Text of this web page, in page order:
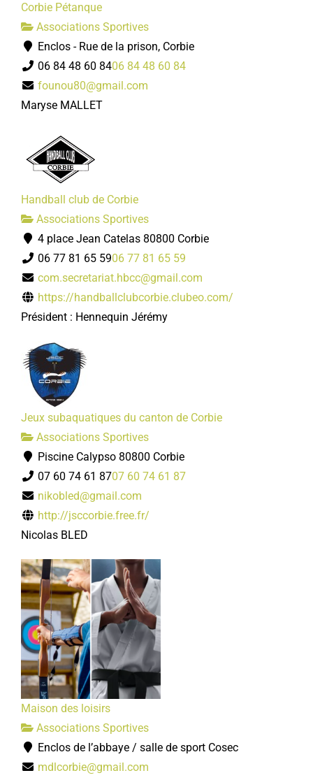
Corbie Pétanque
Associations Sportives
Enclos - Rue de la prison, Corbie
06 84 48 60 8406 84 48 60 84
founou80@gmail.com
Maryse MALLET
Handball club de Corbie
Associations Sportives
4 place Jean Catelas 80800 Corbie
06 77 81 65 5906 77 81 65 59
com.secretariat.hbcc@gmail.com
https://handballclubcorbie.clubeo.com/
Président : Hennequin Jérémy
Jeux subaquatiques du canton de Corbie
Associations Sportives
Piscine Calypso 80800 Corbie
07 60 74 61 8707 60 74 61 87
nikobled@gmail.com
http://jsccorbie.free.fr/
Nicolas BLED
Maison des loisirs
Associations Sportives
Enclos de l’abbaye / salle de sport Cosec
mdlcorbie@gmail.com